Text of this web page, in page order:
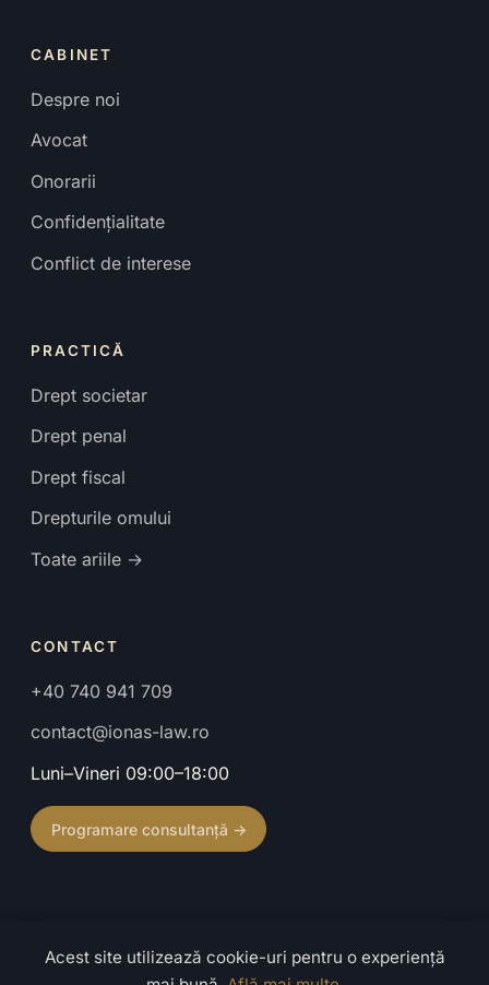
CABINET
Despre noi
Avocat
Onorarii
Confidențialitate
Conflict de interese
PRACTICĂ
Drept societar
Drept penal
Drept fiscal
Drepturile omului
Toate ariile →
CONTACT
+40 740 941 709
contact@ionas-law.ro
Luni–Vineri 09:00–18:00
Programare consultanță →
© 2026 Cabinet de Avocat Ionaș Mihaela. Toate drepturile
Acest site utilizează cookie-uri pentru o experiență